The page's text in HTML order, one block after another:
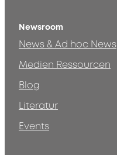
Newsroom
News & Ad hoc News
Medien Ressourcen
Blog
Literatur
Events